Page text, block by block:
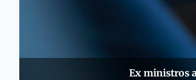
Ex ministros